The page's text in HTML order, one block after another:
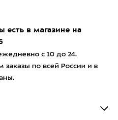
есть в магазине на
с 10 до 24.
заказы по всей России и в